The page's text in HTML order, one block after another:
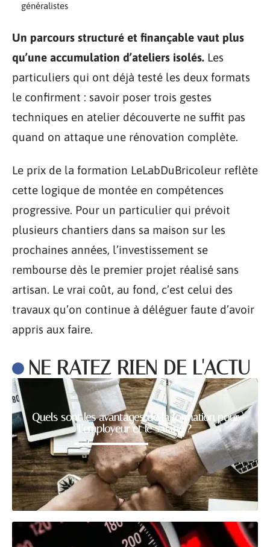
généralistes
Un parcours structuré et finançable vaut plus
qu’une accumulation d’ateliers isolés. Les
particuliers qui ont déjà testé les deux formats
le confirment : savoir poser trois gestes
techniques en atelier découverte ne suffit pas
quand on attaque une rénovation complète.
Le prix de la formation LeLabDuBricoleur reflète
cette logique de montée en compétences
progressive. Pour un particulier qui prévoit
plusieurs chantiers dans sa maison sur les
prochaines années, l’investissement se
rembourse dès le premier projet réalisé sans
artisan. Le vrai coût, au fond, c’est celui des
travaux qu’on continue à déléguer faute d’avoir
appris aux faire.
NE RATEZ RIEN DE L'ACTU
Quels sont les avantages de la formation pour
l’employeur et le salarié ?